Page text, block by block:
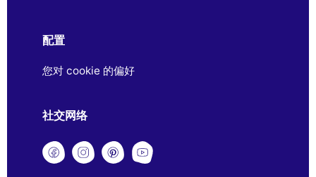
配置
您对 cookie 的偏好
社交网络